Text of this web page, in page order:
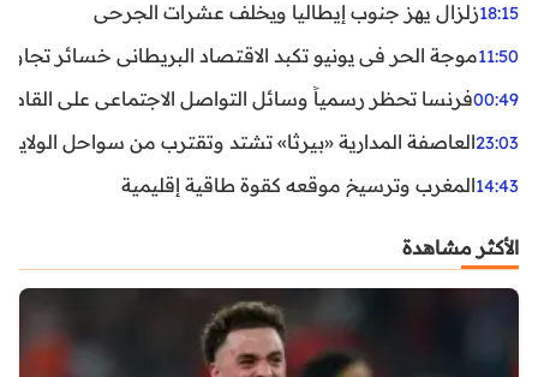
18:15زلزال يهز جنوب إيطاليا ويخلف عشرات الجرحى
11:50موجة الحر في يونيو تكبد الاقتصاد البريطاني خسائر تجاوزت 1.5 مليار
00:49فرنسا تحظر رسمياً وسائل التواصل الاجتماعي على القاصرين
23:03العاصفة المدارية «بيرثا» تشتد وتقترب من سواحل
14:43المغرب وترسيخ موقعه كقوة طاقية إقليمية
الأكثر مشاهدة